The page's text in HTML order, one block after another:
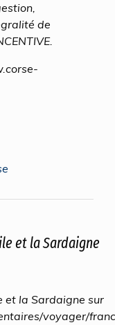
de
et la Sardaigne
et la Sardaigne sur
voyager/